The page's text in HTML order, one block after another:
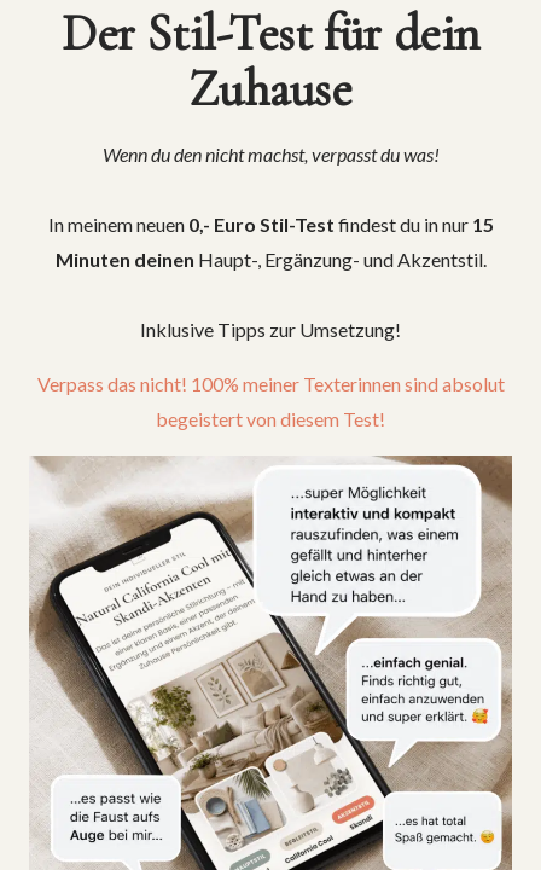
Der Stil-Test für dein
Zuhause
Wenn du den nicht machst, verpasst du was!
In meinem neuen0,- Euro Stil-Test findest du in nur 15
Minuten deinen Haupt-, Ergänzung- und Akzentstil.
Inklusive Tipps zur Umsetzung!
Verpass das nicht! 100% meiner Texterinnen sind absolut
begeistert von diesem Test!